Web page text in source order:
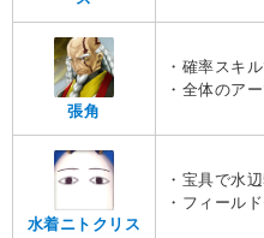
張角
・確率スキ
・全体のア
水着ニトクリス
・宝具で水
・フィール